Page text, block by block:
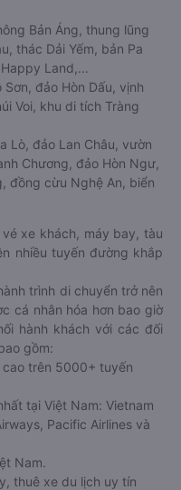
Bản Áng, thung lũng
thác Dải Yếm, bản Pa
Land,...
Sơn, đảo Hòn Dấu, vịnh
Voi, khu di tích Tràng
Lò, đảo Lan Châu, vườn
Chương, đảo Hòn Ngư,
đồng cừu Nghệ An, biển
xe khách, máy bay, tàu
nhiều tuyến đường khắp
trình di chuyển trở nên
cá nhân hóa hơn bao giờ
hành khách với các đối
gồm:
trên 5000+ tuyến
tại Việt Nam: Vietnam
Pacific Airlines và
Nam.
thuê xe du lịch uy tín